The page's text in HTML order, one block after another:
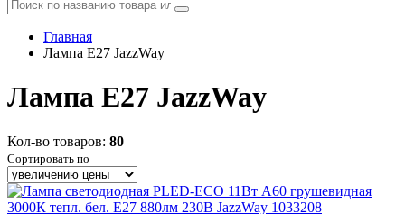
Главная
Лампа E27 JazzWay
Лампа E27 JazzWay
Кол-во товаров: 80
Сортировать по